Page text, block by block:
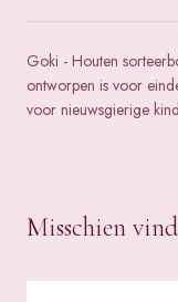
Goki - Houten
ontworpen is voor
voor nieuwsgierige
Misschien